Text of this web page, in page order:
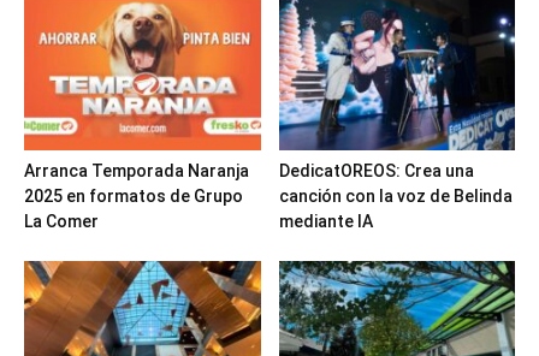
Arranca Temporada Naranja
2025 en formatos de Grupo
La Comer
DedicatOREOS: Crea una
canción con la voz de Belinda
mediante IA